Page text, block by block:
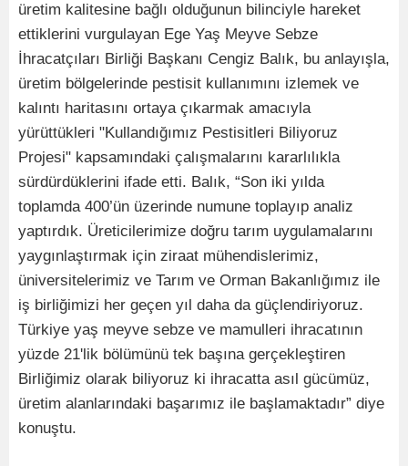
üretim kalitesine bağlı olduğunun bilinciyle hareket
ettiklerini vurgulayan Ege Yaş Meyve Sebze
İhracatçıları Birliği Başkanı Cengiz Balık, bu anlayışla,
üretim bölgelerinde pestisit kullanımını izlemek ve
kalıntı haritasını ortaya çıkarmak amacıyla
yürüttükleri "Kullandığımız Pestisitleri Biliyoruz
Projesi" kapsamındaki çalışmalarını kararlılıkla
sürdürdüklerini ifade etti. Balık, “Son iki yılda
toplamda 400’ün üzerinde numune toplayıp analiz
yaptırdık. Üreticilerimize doğru tarım uygulamalarını
yaygınlaştırmak için ziraat mühendislerimiz,
üniversitelerimiz ve Tarım ve Orman Bakanlığımız ile
iş birliğimizi her geçen yıl daha da güçlendiriyoruz.
Türkiye yaş meyve sebze ve mamulleri ihracatının
yüzde 21'lik bölümünü tek başına gerçekleştiren
Birliğimiz olarak biliyoruz ki ihracatta asıl gücümüz,
üretim alanlarındaki başarımız ile başlamaktadır” diye
konuştu.